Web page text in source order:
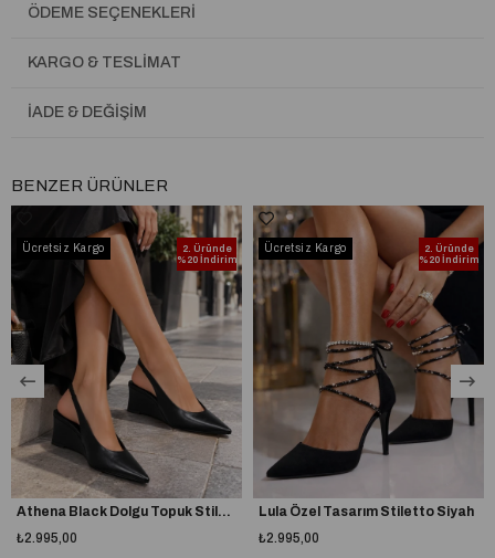
ÖDEME SEÇENEKLERI
KARGO & TESLIMAT
İADE & DEĞIŞIM
BENZER ÜRÜNLER
2. Üründe
%20 İndirim
Athena Black Dolgu Topuk Stiletto
₺2.995,00
Ücretsiz Kargo
2. Üründe
%20 İndirim
Lula Özel Tasarım Stiletto Siyah
₺2.995,00
Ücretsiz Kargo